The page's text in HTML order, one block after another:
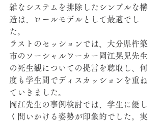
雑なシステムを排除したシンプルな構
造は、ロールモデルとして最適でし
た。
ラストのセッションでは、大分県杵築
市のソーシャルワーカー岡江晃児先生
の死生観についての提言を聴取し、何
度も学生間でディスカッションを重ね
ていきました。
岡江先生の事例検討では、学生に優し
く問いかける姿勢が印象的でした。実